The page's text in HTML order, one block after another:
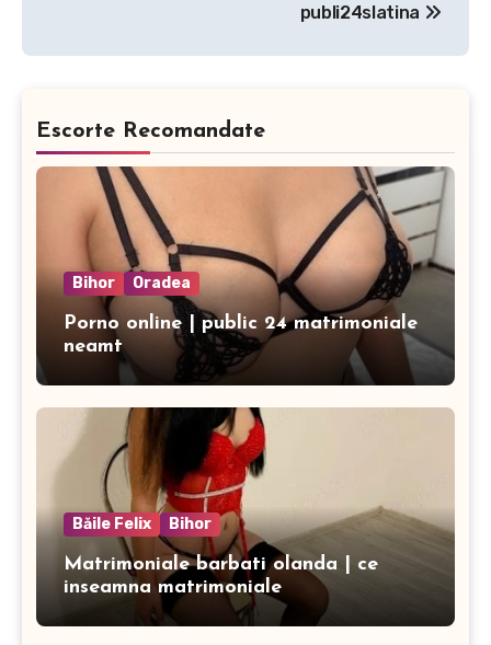
publi24slatina
Escorte Recomandate
Bihor Oradea
Porno online | public 24 matrimoniale
neamt
Băile Felix Bihor
Matrimoniale barbati olanda | ce
inseamna matrimoniale